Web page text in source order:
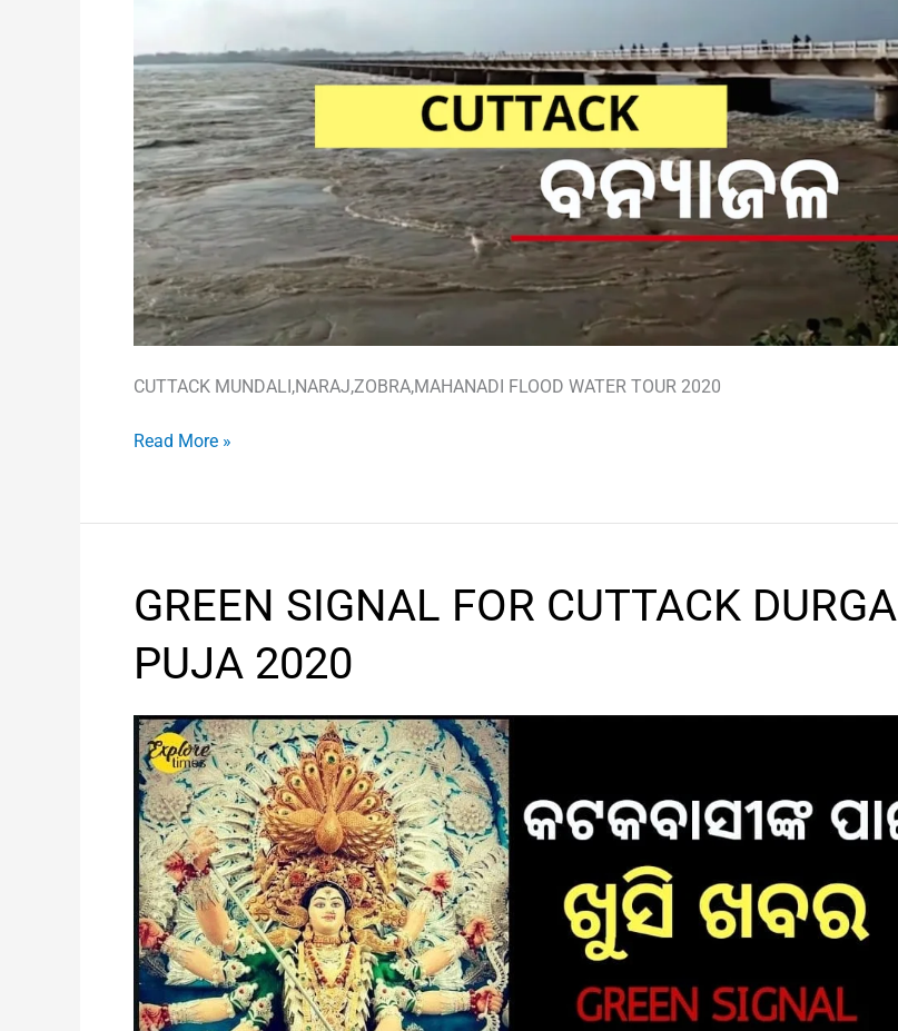
CUTTACK MUNDALI,NARAJ,ZOBRA,MAHANADI FLOOD WATER TOUR 2020
Read More »
GREEN SIGNAL FOR CUTTACK DURGA
PUJA 2020
GREEN
SIGNAL
FOR
CUTTACK
PUJA
2020